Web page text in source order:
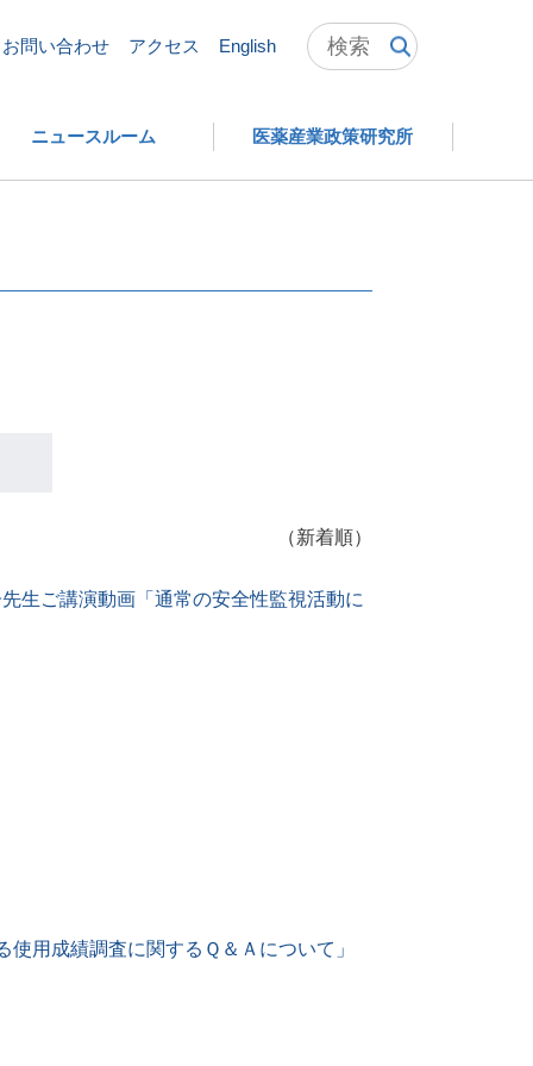
お問い合わせ アクセス English
ニュースルーム 医薬産業政策研究所
（新着順）
生ご講演動画「通常の安全性監視活動に
用成績調査に関するＱ＆Ａについて」